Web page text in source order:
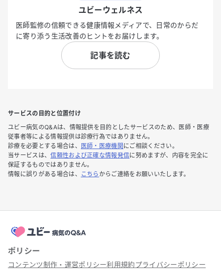
ユビーウェルネス
医師監修の信頼できる健康情報メディアで、日常のからだ
に寄り添う生活改善のヒントをお届けします。
記事を読む
サービスの目的と位置付け
ユビー病気のQ&Aは、情報提供を目的としたサービスのため、医師・医療
従事者等による情報提供は診療行為ではありません。
診療を必要とする場合は、
医師・医療機関 にご相談ください。
当サービスは、信頼性および正確な情報発信に努めますが、内容を完全に
保証するものではありません。
情報に誤りがある場合は、
こちら からご連絡をお願いいたします。
ポリシー
コンテンツ制作・運営ポリシー利用規約プライバシーポリシー